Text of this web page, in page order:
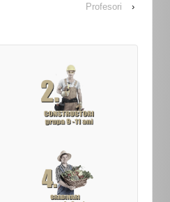
Profesori ›